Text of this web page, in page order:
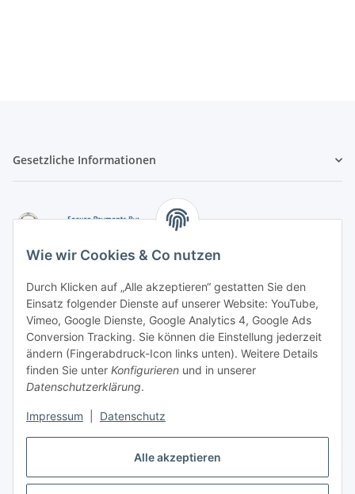
Alle akzeptieren
Wie wir Cookies & Co nutzen
Durch Klicken auf „Alle akzeptieren“ gestatten Sie den
Einsatz folgender Dienste auf unserer Website: YouTube,
Vimeo, Google Dienste, Google Analytics 4, Google Ads
Conversion Tracking. Sie können die Einstellung jederzeit
ändern (Fingerabdruck-Icon links unten). Weitere Details
finden Sie unter Konfigurieren und in unserer
Datenschutzerklärung.
Impressum Datenschutz
Gesetzliche Informationen
Vorkasse per Überweisung
Zahlung per PayPal
Zahlung per Google Pay (PayPal)
Zahlung per Apple Pay (PayPal)
Zahlung per amazon payments
FAQ
Weitere Informationen